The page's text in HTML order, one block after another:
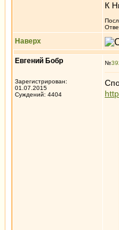
К
Наверх
Евгений Бобр
Зарегистрирован:
01.07.2015
Суждений: 4404
№